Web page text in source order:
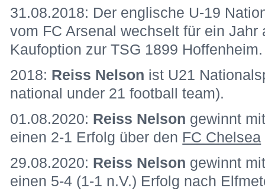
31.08.2018: Der englische U-19
vom FC Arsenal wechselt für ein Jahr
Kaufoption zur TSG 1899 Hoffenheim.
2018: Reiss Nelson ist U21
national under 21 football team).
01.08.2020: Reiss Nelson gewinnt
einen 2-1 Erfolg über den FC Chelsea
29.08.2020: Reiss Nelson gewinnt
einen 5-4 (1-1 n.V.) Erfolg nach